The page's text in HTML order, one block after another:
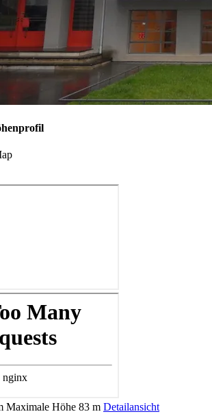
Maximale Höhe 83 m Detailansicht